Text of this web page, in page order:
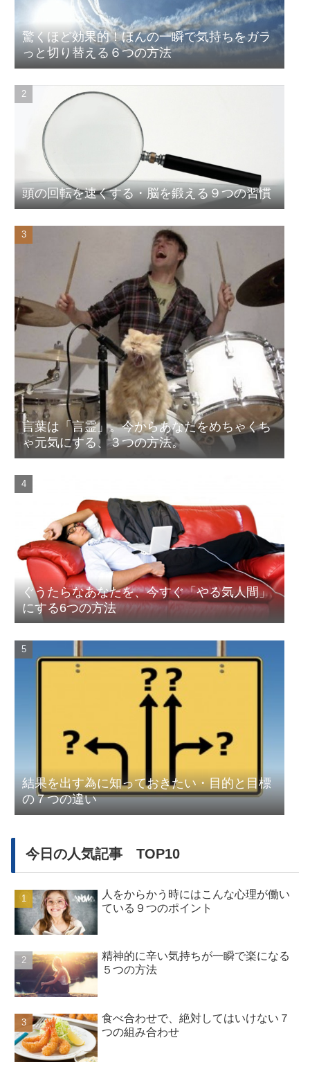
驚くほど効果的！ほんの一瞬で気持ちをガラ
っと切り替える６つの方法
頭の回転を速くする・脳を鍛える９つの習慣
言葉は「言霊」。今からあなたをめちゃくち
ゃ元気にする、３つの方法。
ぐうたらなあなたを、今すぐ「やる気人間」
にする6つの方法
結果を出す為に知っておきたい・目的と目標
の７つの違い
今日の人気記事 TOP10
人をからかう時にはこんな心理が働い
ている９つのポイント
精神的に辛い気持ちが一瞬で楽になる
５つの方法
食べ合わせで、絶対してはいけない７
つの組み合わせ